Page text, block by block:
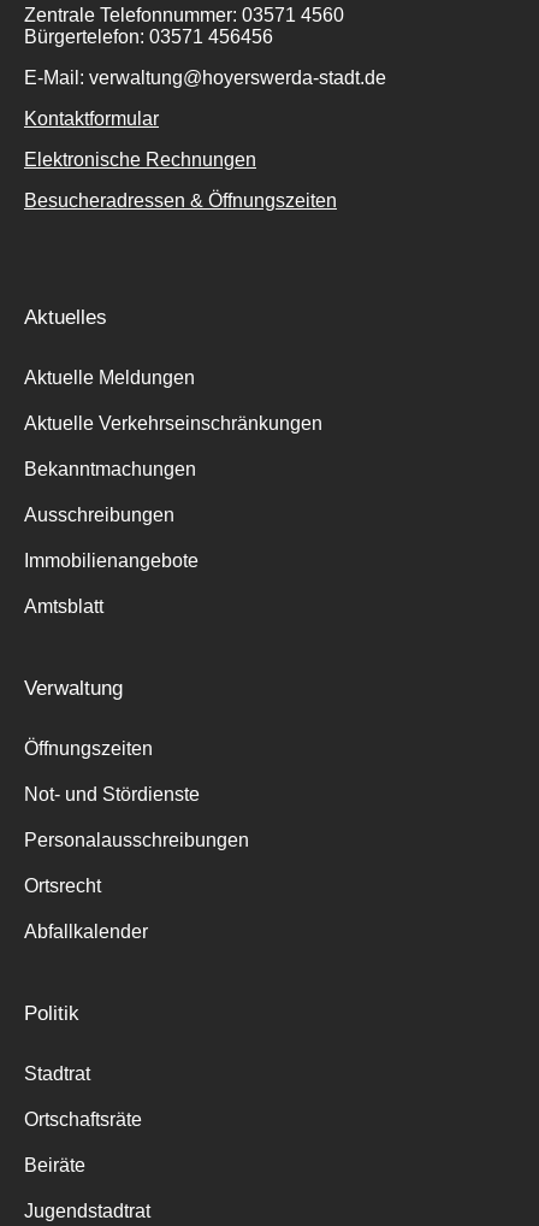
Suche
Zentrale Telefonnummer: 03571 4560
Bürgertelefon: 03571 456456
E-Mail: verwaltung@hoyerswerda-stadt.de
Kontaktformular
Elektronische Rechnungen
Besucheradressen & Öffnungszeiten
Aktuelles
Aktuelle Meldungen
Aktuelle Verkehrseinschränkungen
Bekanntmachungen
Ausschreibungen
Immobilienangebote
Amtsblatt
Verwaltung
Öffnungszeiten
Not- und Stördienste
Personalausschreibungen
Ortsrecht
Abfallkalender
Politik
Stadtrat
Ortschaftsräte
Beiräte
Jugendstadtrat